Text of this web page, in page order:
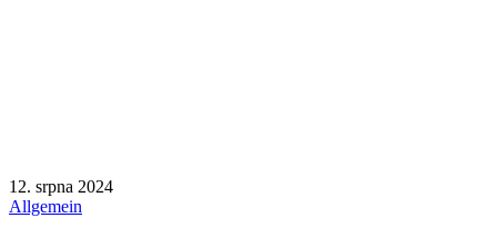
12. srpna 2024
Allgemein